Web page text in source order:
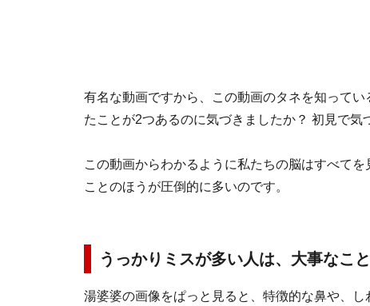
有名な動画ですから、この動画のタネを知って
たことが2つあるのに気づきましたか？ 初見で気
この動画からわかるように私たちの脳はすべて
ことのほうが圧倒的に多いのです。
うっかりミスが多い人は、大事なこ
湯婆婆の画像をぱっと見ると、特徴的な鼻や、